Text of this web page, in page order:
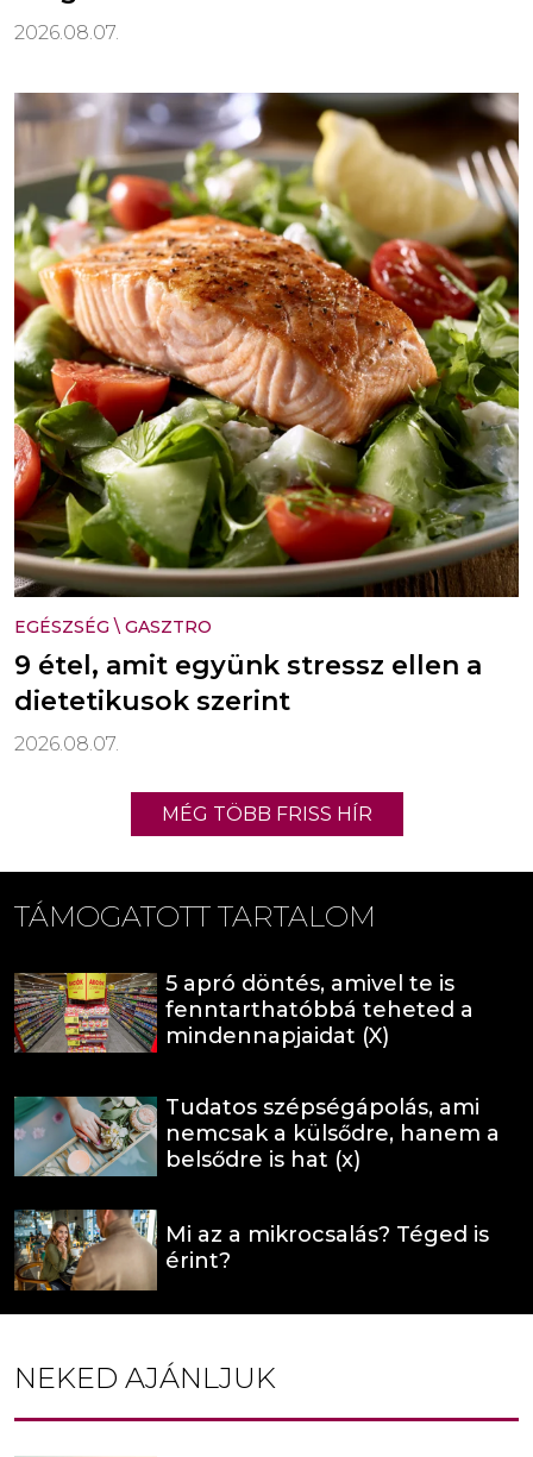
2026.08.07.
EGÉSZSÉG \ GASZTRO
9 étel, amit együnk stressz ellen a
dietetikusok szerint
2026.08.07.
MÉG TÖBB FRISS HÍR
TÁMOGATOTT TARTALOM
5 apró döntés, amivel te is
fenntarthatóbbá teheted a
mindennapjaidat (X)
Tudatos szépségápolás, ami
nemcsak a külsődre, hanem a
belsődre is hat (x)
Mi az a mikrocsalás? Téged is
érint?
NEKED AJÁNLJUK